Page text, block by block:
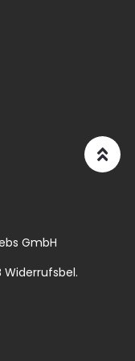
GmbH
Widerrufsbel.